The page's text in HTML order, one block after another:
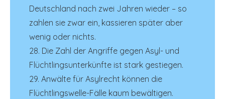
Deutschland nach zwei Jahren wieder – so
zahlen sie zwar ein, kassieren später aber
wenig oder nichts.
28. Die Zahl der Angriffe gegen Asyl- und
Flüchtlingsunterkünfte ist stark gestiegen.
29. Anwälte für Asylrecht können die
Flüchtlingswelle-Fälle kaum bewältigen.